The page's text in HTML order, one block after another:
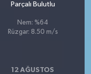
Parçalı Bulutlu
Nem: %64
Rüzgar: 8.50 m/s
12 AĞUSTOS